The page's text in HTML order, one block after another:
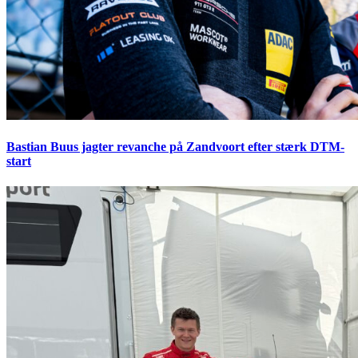
Bastian Buus jagter revanche på Zandvoort efter stærk DTM-
start